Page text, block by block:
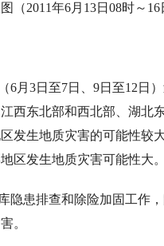
（2011年6月13日08时～16
6月3日至7日、9日至12日
西东北部和西北部、湖北
发生地质灾害的可能性较
区发生地质灾害可能性大。
隐患排查和除险加固工作
。